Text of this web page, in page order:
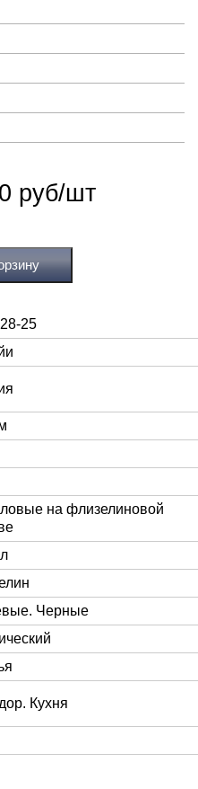
руб/шт
25
на флизелиновой
Черные
Кухня